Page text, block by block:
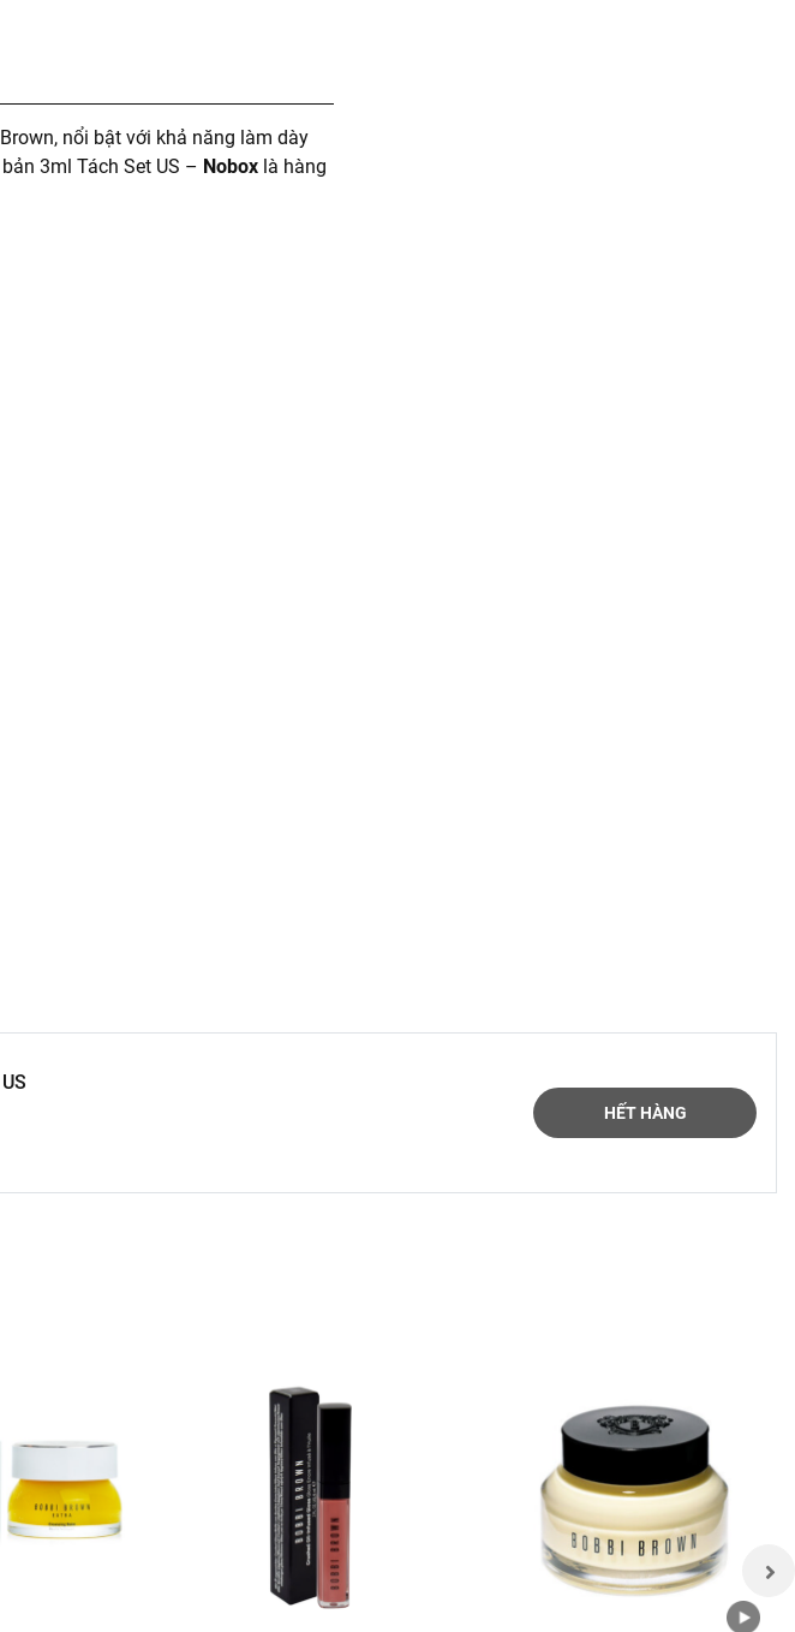
nổi bật với khả năng làm dày
3ml Tách Set US – Nobox là hàng
HẾT HÀNG